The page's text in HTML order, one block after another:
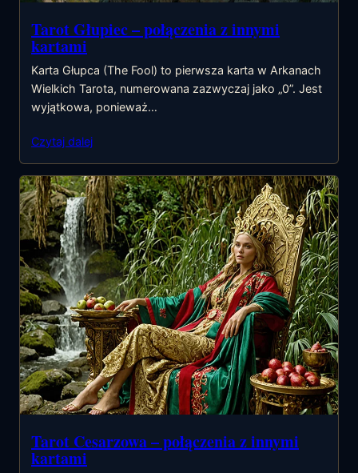
Tarot Głupiec – połączenia z innymi
kartami
Karta Głupca (The Fool) to pierwsza karta w Arkanach
Wielkich Tarota, numerowana zazwyczaj jako „0”. Jest
wyjątkowa, ponieważ…
Czytaj dalej
Tarot Cesarzowa – połączenia z innymi
kartami